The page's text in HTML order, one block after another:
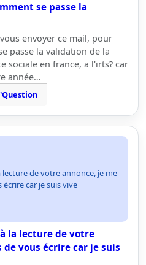
se passe la
envoyer ce mail, pour
passe la validation de la
sociale en france, a l'irts? car
année…
de votre annonce, je me
car je suis vive
la lecture de votre
vous écrire car je suis